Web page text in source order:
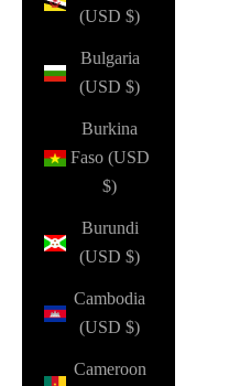
(USD $)
Bulgaria
(USD $)
Burkina
Faso (USD
$)
Burundi
(USD $)
Cambodia
(USD $)
Cameroon